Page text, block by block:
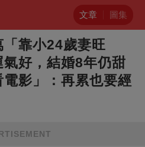
文章 圖集
靠小24歲妻旺
好，結婚8年仍甜
影」：再累也要經